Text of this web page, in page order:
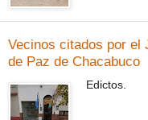
Vecinos citados por el
de Paz de Chacabuco
Edictos.